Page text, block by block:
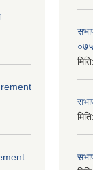
मिति:
मिति: